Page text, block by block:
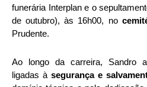
funerária Interplan e o
de outubro), às 16h00, no
Prudente.
Ao longo da carreira, Sandro
ligadas à segurança e